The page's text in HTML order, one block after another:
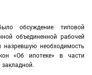
обсуждение типовой
объединенной рабочей
назревшую необходимость
«Об ипотеке» в части